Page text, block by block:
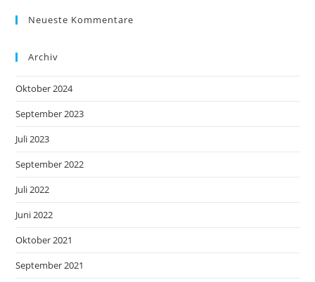
Neueste Kommentare
Archiv
Oktober 2024
September 2023
Juli 2023
September 2022
Juli 2022
Juni 2022
Oktober 2021
September 2021